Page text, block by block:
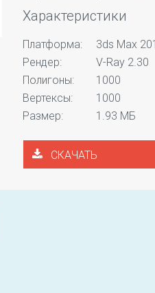
Характеристики
Платформа:
3ds Max
Рендер:
V-Ray 2.30
Полигоны:
1000
Вертексы:
1000
Размер:
1.93 МБ
СКАЧАТЬ